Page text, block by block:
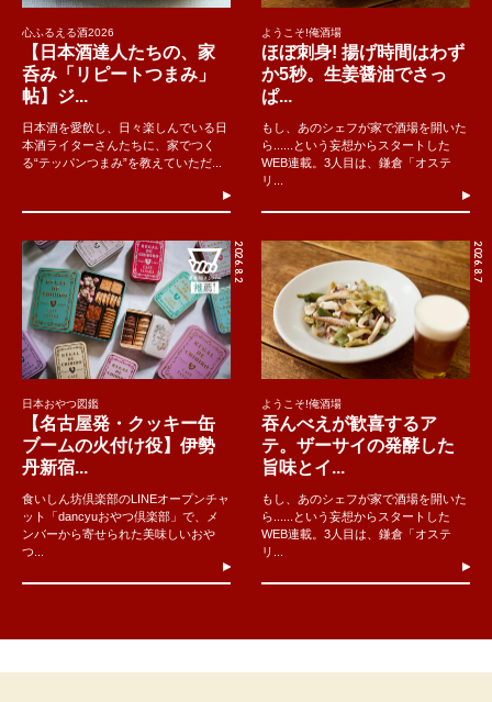
心ふるえる酒2026
【日本酒達人たちの、家
呑み「リピートつまみ」
帖】ジ...
日本酒を愛飲し、日々楽しんでいる日
本酒ライターさんたちに、家でつく
る“テッパンつまみ”を教えていただ...
ようこそ!俺酒場
ほぼ刺身! 揚げ時間はわず
か5秒。生姜醤油でさっ
ぱ...
もし、あのシェフが家で酒場を開いた
ら......という妄想からスタートした
WEB連載。3人目は、鎌倉「オステ
リ...
2026.8.2
日本おやつ図鑑
【名古屋発・クッキー缶
ブームの火付け役】伊勢
丹新宿...
食いしん坊倶楽部のLINEオープンチャ
ット「dancyuおやつ倶楽部」で、メ
ンバーから寄せられた美味しいおや
つ...
2026.8.7
ようこそ!俺酒場
吞んべえが歓喜するア
テ。ザーサイの発酵した
旨味とイ...
もし、あのシェフが家で酒場を開いた
ら......という妄想からスタートした
WEB連載。3人目は、鎌倉「オステ
リ...